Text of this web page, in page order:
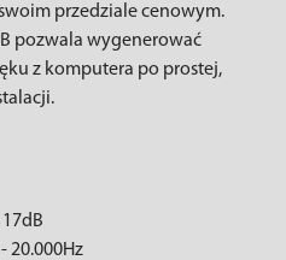
przedziale cenowym.
pozwala wygenerować
z komputera po prostej,
20.000Hz